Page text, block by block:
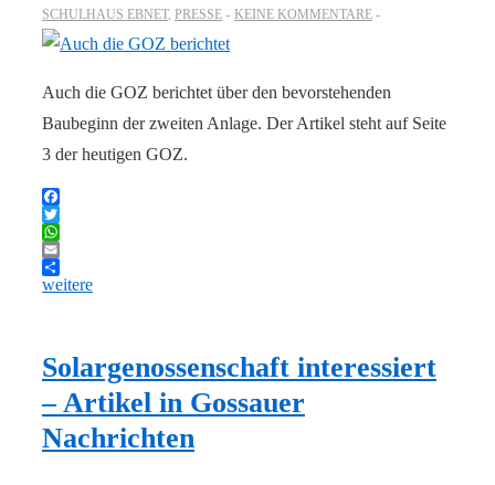
SCHULHAUS EBNET, PRESSE KEINE KOMMENTARE
Auch die GOZ berichtet über den bevorstehenden
Baubeginn der zweiten Anlage. Der Artikel steht auf Seite
3 der heutigen GOZ.
Facebook
Twitter
WhatsApp
Email
weitere
Solargenossenschaft interessiert
– Artikel in Gossauer
Nachrichten